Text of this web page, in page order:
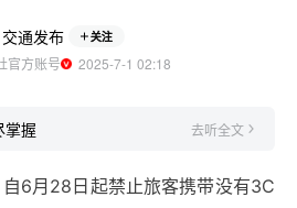
交通发布 关注
官方账号
  2025-7-1 02:18
掌握 去听全文
6月28日起禁止旅客携带没有3C